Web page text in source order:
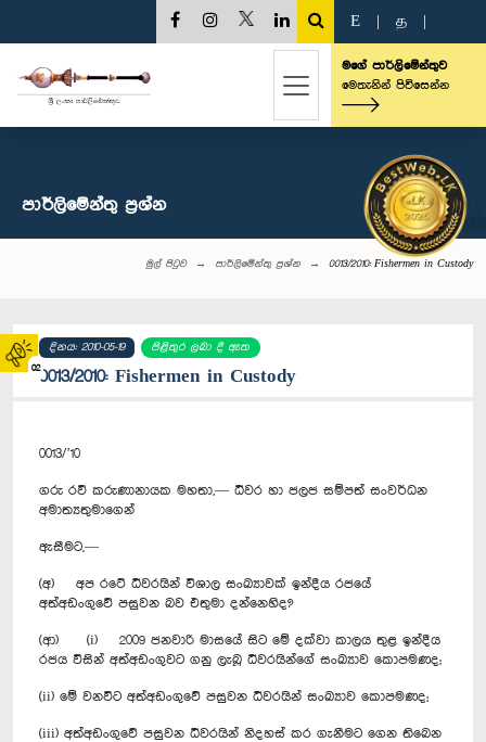
02
E த
මගේ පාර්ලිමේන්තුව
මෙතැනින් පිවිසෙන්න
පාර්ලි‌මේන්තු‌ ප්‍රශ්න
මුල් පිටුව පාර්ලි‌මේන්තු‌ ප්‍රශ්න 0013/2010: Fishermen in Custody
දිනය: 2010-05-19 පිළිතුර ලබා දී ඇත
0013/2010: Fishermen in Custody
0013/’10
ගරු රවී කරුණානායක මහතා,— ධීවර හා ජලජ සම්පත් සංවර්ධන
අමාත්‍යතුමාගෙන්
ඇසීමට,—
(අ) අප රටේ ධීවරයින් විශාල සංඛ්‍යාවක් ඉන්දීය රජයේ
අත්අඩංගුවේ පසුවන බව එතුමා දන්නෙහිද?
(ආ) (i) 2009 ජනවාරි මාසයේ සිට මේ දක්වා කාලය තුළ ඉන්දීය
රජය විසින් අත්අඩංගුවට ගනු ලැබූ ධීවරයින්ගේ සංඛ්‍යාව කොපමණද;
(ii) මේ වනවිට අත්අඩංගුවේ පසුවන ධීවරයින් සංඛ්‍යාව කොපමණද;
(iii) අත්අඩංගුවේ පසුවන ධීවරයින් නිදහස් කර ගැනීමට ගෙන තිබෙන